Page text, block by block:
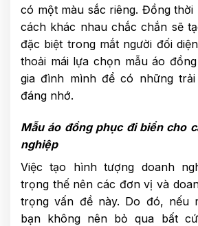
có một màu sắc riêng. Đồng thời
cách khác nhau chắc chắn sẽ
đặc biệt trong mắt người đối
thoải mái lựa chọn mẫu áo
gia đình mình để có những
đáng nhớ.
Mẫu áo đồng phục đi biển cho
nghiệp
Việc tạo hình tượng doanh
trọng thế nên các đơn vị và
trọng vấn đề này. Do đó, nếu
bạn không nên bỏ qua bất